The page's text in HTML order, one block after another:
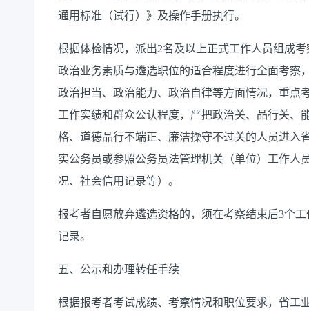
通用标准（试行）》及操作手册执行。
根据体检情况， 派出2名及以上正式工作人员组成考
政治业务素质与遴选职位的适合程度进行全面考察
政治担当、政治能力、政治自律等方面情况，重点
工作实绩和群众公认程度， 严把政治关、品行关、
格、道德品行不端正、廉洁操守不过关的人员进入
实公务员或参照公务员法管理机关（单位）工作人
况、 社会信用记录等）。
报考者自愿放弃遴选资格的，须在考察结束后3个工
记录。
五、公示和办理转任手续
根据报考者考试成绩、考察情况和职位要求，省工